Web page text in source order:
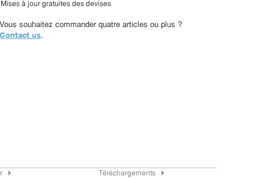
Mises à jour gratuites des devises
Vous souhaitez commander quatre articles ou plus ?
Contact us.
Téléchargements